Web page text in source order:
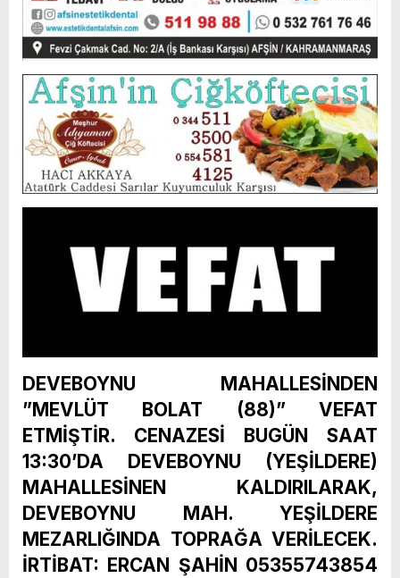
DEVEBOYNU MAHALLESİNDEN
”MEVLÜT BOLAT (88)” VEFAT
ETMİŞTİR. CENAZESİ BUGÜN SAAT
13:30’DA DEVEBOYNU (YEŞİLDERE)
MAHALLESİNEN KALDIRILARAK,
DEVEBOYNU MAH. YEŞİLDERE
MEZARLIĞINDA TOPRAĞA VERİLECEK.
İRTİBAT: ERCAN ŞAHİN 05355743854